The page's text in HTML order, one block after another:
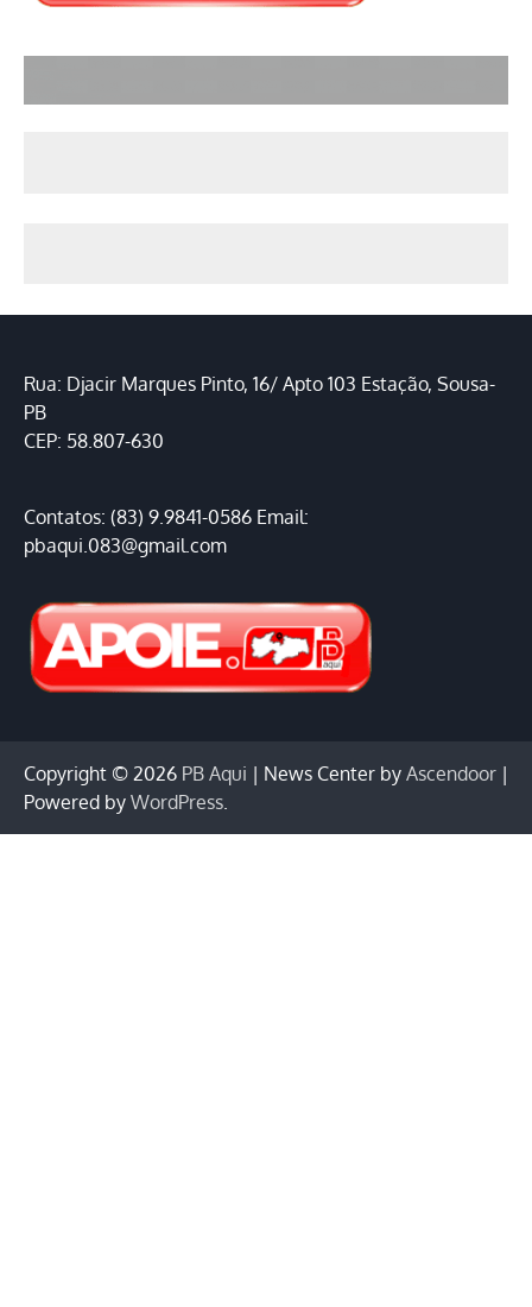
Rua: Djacir Marques Pinto, 16/ Apto 103 Estação, Sousa-
PB
CEP: 58.807-630
Contatos: (83) 9.9841-0586 Email:
pbaqui.083@gmail.com
Copyright © 2026 PB Aqui | News Center by Ascendoor |
Powered by WordPress